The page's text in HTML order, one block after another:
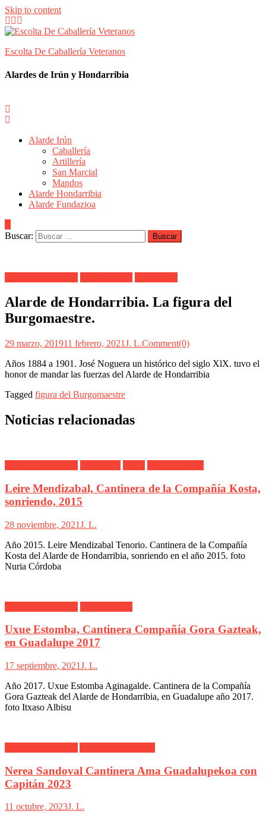
Skip to content
Escolta De Caballería Veteranos
Alardes de Irún y Hondarribia
Alarde Irún
Caballería
Artillería
San Marcial
Mandos
Alarde Hondarribia
Alarde Fundazioa
Buscar:
Alarde de Hondarribia. La figura del
Burgomaestre.
29 marzo, 201911 febrero, 2021J. L.Comment(0)
Años 1884 a 1901. José Noguera un histórico del siglo XlX. tuvo el
honor de mandar las fuerzas del Alarde de Hondarribia
Tagged figura del Burgomaestre
Noticias relacionadas
Leire Mendizabal, Cantinera de la Compañía Kosta,
sonriendo, 2015
28 noviembre, 2021J. L.
Año 2015. Leire Mendizabal Tenorio. Cantinera de la Compañía
Kosta del Alarde de Hondarribia, sonriendo en el año 2015. foto
Nuria Córdoba
Uxue Estomba, Cantinera Compañía Gora Gazteak,
en Guadalupe 2017
17 septiembre, 2021J. L.
Año 2017. Uxue Estomba Aginagalde. Cantinera de la Compañía
Gora Gazteak del Alarde de Hondarribia, en Guadalupe año 2017.
foto Itxaso Albisu
Nerea Sandoval Cantinera Ama Guadalupekoa con
Capitán 2023
11 octubre, 2023J. L.